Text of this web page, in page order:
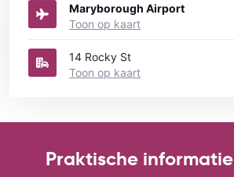
Maryborough Airport
Toon op kaart
14 Rocky St
Toon op kaart
Praktische informatie